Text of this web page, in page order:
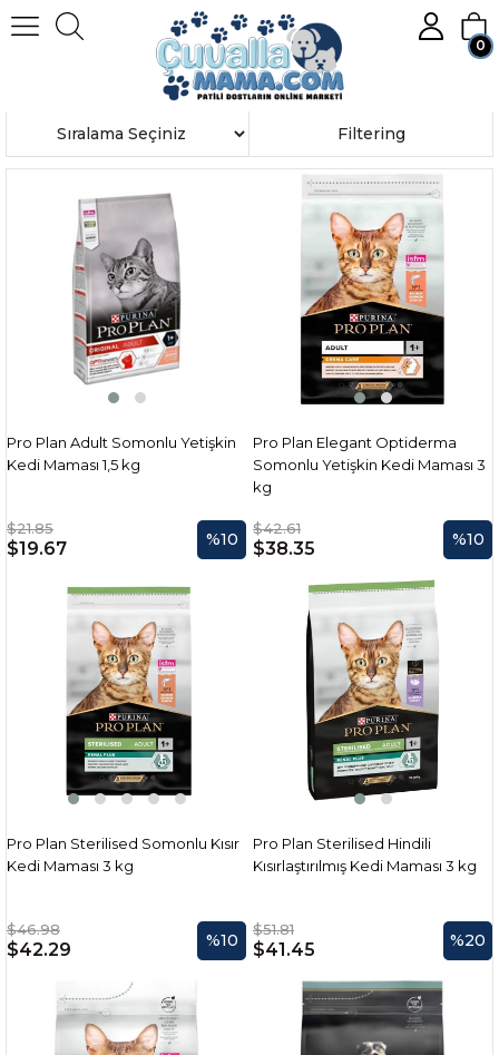
Member Login
0
PRO PLAN
Filtering
Sort
Pro Plan Adult Somonlu Yetişkin
Kedi Maması 1,5 kg
$21.85
$19.67 %10
Pro Plan Elegant Optiderma
Somonlu Yetişkin Kedi Maması 3
kg
$42.61
$38.35 %10
Pro Plan Sterilised Somonlu Kısır
Kedi Maması 3 kg
$46.98
$42.29 %10
Pro Plan Sterilised Hindili
Kısırlaştırılmış Kedi Maması 3 kg
$51.81
$41.45 %20